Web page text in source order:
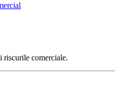
riscurile comerciale.